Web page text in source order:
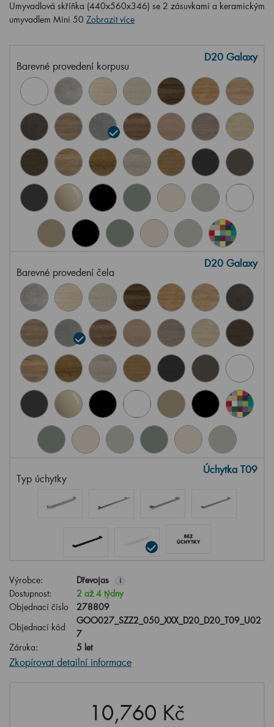
Umyvadlová skříňka (440x560x346) se 2 zásuvkami a keramickým
umyvadlem Mini 50 Zobrazit více
Barevné provedení korpusu
D20 Galaxy
Barevné provedení čela
D20 Galaxy
Typ úchytky
Úchytka T09
Výrobce: Dřevojas i
Dostupnost:
2 až 4 týdny
Objednací číslo
278809
Objednací kód
GOO027_SZZ2_050_XXX_D20_D20_T09_U02
7
Záruka:
5 let
Zkopírovat detailní informace
10,760 Kč